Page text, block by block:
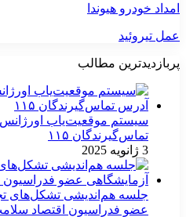
امداد خودرو هیوندا
عمل تیروئید
پربازدیدترین مطالب
سیستم موقعیت‌یاب
تماس‌گیرندگان ۱۱۵
3 ژانویه 2025
جلسه هم‌اندیشی تشکل‌های
عضو فدراسیون اقتصاد